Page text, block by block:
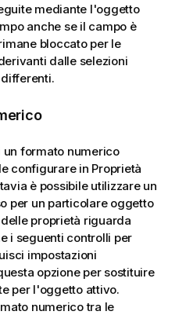
mediante l'oggetto
anche se il campo è
bloccato per le
dalle selezioni
formato numerico
configurare in Proprietà
è possibile utilizzare un
per un particolare oggetto
proprietà riguarda
i seguenti controlli per
impostazioni
opzione per sostituire
per l'oggetto attivo.
numerico tra le